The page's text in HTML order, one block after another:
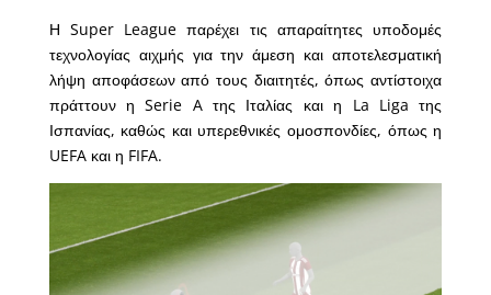
Η Super League παρέχει τις απαραίτητες υποδομές
τεχνολογίας αιχμής για την άμεση και αποτελεσματική
λήψη αποφάσεων από τους διαιτητές, όπως αντίστοιχα
πράττουν η Serie A της Ιταλίας και η La Liga της
Ισπανίας, καθώς και υπερεθνικές ομοσπονδίες, όπως η
UEFA και η FIFA.